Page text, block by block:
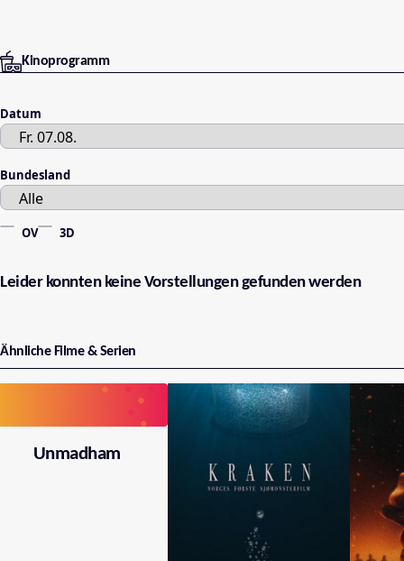
Kinoprogramm
Datum
Bundesland
OV 3D
Leider konnten keine Vorstellungen gefunden werden
Ähnliche Filme & Serien
Unmadham